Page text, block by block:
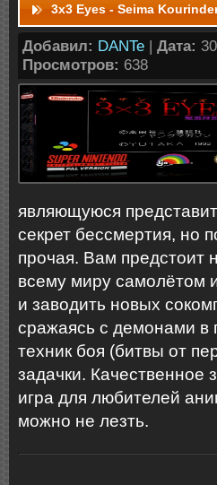
3x3 Eyes - Seima
Добавил: DANTe | Дата:
Просмотров: 638
являющуюся
секрет бессмертия, но
прочая. Вам предстоит
всему миру самолётом
и заводить новых
сражаясь с демонами
техник боя (битвы от
задачки. Качественное
игра для любителей
можно не лезть.